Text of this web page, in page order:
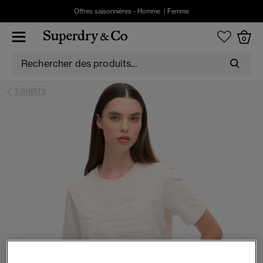
Offres saisonnières - Homme Femme
0
T-SHIRTS